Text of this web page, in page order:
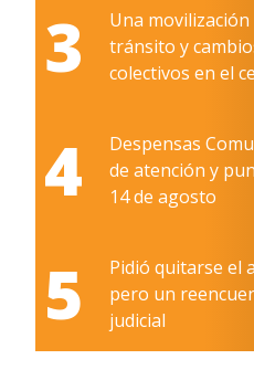
3
Una
tránsito y
colectivos en el
4
Despensas
de atención y
14 de agosto
5
Pidió quitarse el
pero un
judicial